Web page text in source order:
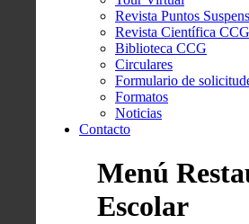
Revista Puntos
Revista Científica CCG
Biblioteca CCG
Circulares
Formulario de
Formatos
Noticias
Contacto
Menú
Escolar